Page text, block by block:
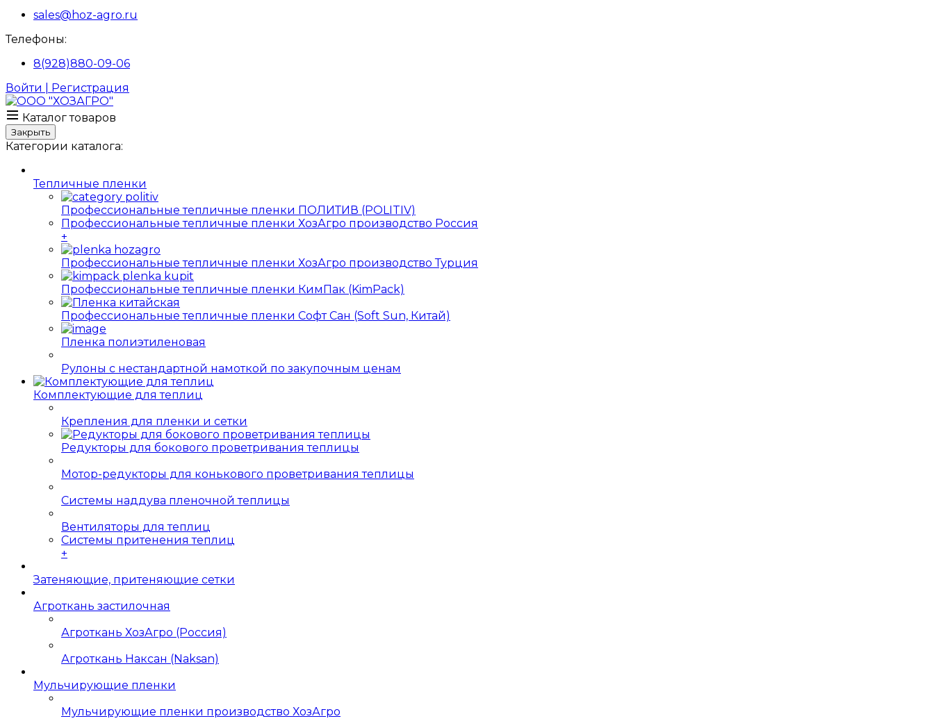
sales@hoz-agro.ru
Телефоны:
8(928)880-09-06
Войти | Регистрация
Каталог товаров
Закрыть
Категории каталога:
Тепличные пленки
Профессиональные тепличные пленки ПОЛИТИВ (POLITIV)
Профессиональные тепличные пленки ХозАгро производство Россия
+
Профессиональные тепличные пленки ХозАгро производство Турция
Профессиональные тепличные пленки КимПак (KimPack)
Профессиональные тепличные пленки Софт Сан (Soft Sun, Китай)
Пленка полиэтиленовая
Рулоны с нестандартной намоткой по закупочным ценам
Комплектующие для теплиц
Крепления для пленки и сетки
Редукторы для бокового проветривания теплицы
Мотор-редукторы для конькового проветривания теплицы
Системы наддува пленочной теплицы
Вентиляторы для теплиц
Системы притенения теплиц
+
Затеняющие, притеняющие сетки
Агроткань застилочная
Агроткань ХозАгро (Россия)
Агроткань Наксан (Naksan)
Мульчирующие пленки
Мульчирующие пленки производство ХозАгро